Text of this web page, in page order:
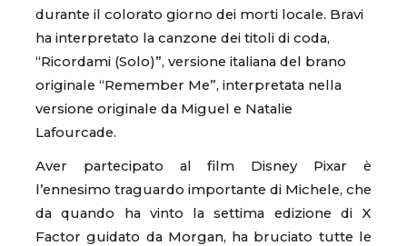
durante il colorato giorno dei morti locale. Bravi
ha interpretato la canzone dei titoli di coda,
“Ricordami (Solo)”, versione italiana del brano
originale “Remember Me”, interpretata nella
versione originale da Miguel e Natalie
Lafourcade.
Aver partecipato al film Disney Pixar è
l’ennesimo traguardo importante di Michele, che
da quando ha vinto la settima edizione di X
Factor guidato da Morgan, ha bruciato tutte le